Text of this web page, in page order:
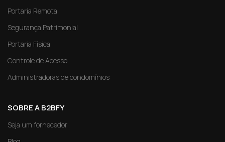
Portaria Remota
Segurança Patrimonial
Portaria Física
Controle de Acesso
Administradoras de condomínios
SOBRE A B2BFY
Seja um fornecedor